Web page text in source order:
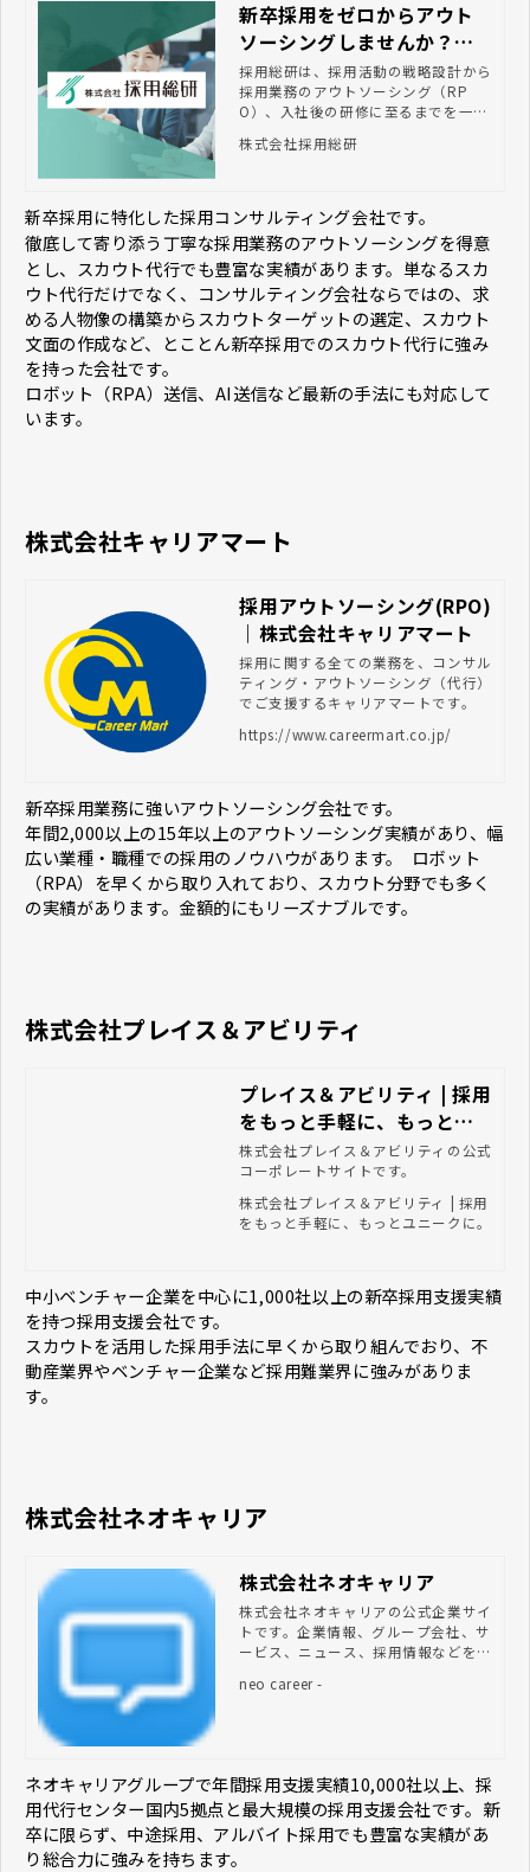
新卒採用をゼロからアウト
ソーシングしませんか？｜
株式会社採用総研
採用総研は、採用活動の戦略設計から
採用業務のアウトソーシング（RP
O）、入社後の研修に至るまでを一気
採用支援会社です。新卒採用のプロに
します。
株式会社採用総研
新卒採用に特化した採用コンサルティング会社です。
徹底して寄り添う丁寧な採用業務のアウトソーシングを得意
とし、スカウト代行でも豊富な実績があります。単なるスカ
ウト代行だけでなく、コンサルティング会社ならではの、求
める人物像の構築からスカウトターゲットの選定、スカウト
文面の作成など、とことん新卒採用でのスカウト代行に強み
を持った会社です。
ロボット（RPA）送信、AI送信など最新の手法にも対応して
います。
株式会社キャリアマート
採用アウトソーシング(RPO)
｜株式会社キャリアマート
採用に関する全ての業務を、コンサル
ティング・アウトソーシング（代行）
でご支援するキャリアマートです。
https://www.careermart.co.jp/
新卒採用業務に強いアウトソーシング会社です。
年間2,000以上の15年以上のアウトソーシング実績があり、幅
広い業種・職種での採用のノウハウがあります。 ロボット
（RPA）を早くから取り入れており、スカウト分野でも多く
の実績があります。金額的にもリーズナブルです。
株式会社プレイス＆アビリティ
プレイス＆アビリティ | 採用
をもっと手軽に、もっとユ
ニークに。
株式会社プレイス＆アビリティの公式
コーポレートサイトです。
株式会社プレイス＆アビリティ | 採用
をもっと手軽に、もっとユニークに。
中小ベンチャー企業を中心に1,000社以上の新卒採用支援実績
を持つ採用支援会社です。
スカウトを活用した採用手法に早くから取り組んでおり、不
動産業界やベンチャー企業など採用難業界に強みがありま
す。
株式会社ネオキャリア
株式会社ネオキャリア
株式会社ネオキャリアの公式企業サイ
トです。企業情報、グループ会社、サ
ービス、ニュース、採用情報などをご
neo career -
ネオキャリアグループで年間採用支援実績10,000社以上、採
用代行センター国内5拠点と最大規模の採用支援会社です。新
卒に限らず、中途採用、アルバイト採用でも豊富な実績があ
り総合力に強みを持ちます。